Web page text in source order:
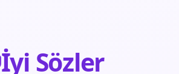
İyi Sözler